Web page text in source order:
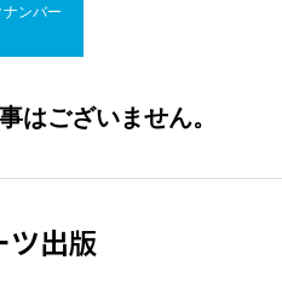
ンバー
はございません。
ツ出版